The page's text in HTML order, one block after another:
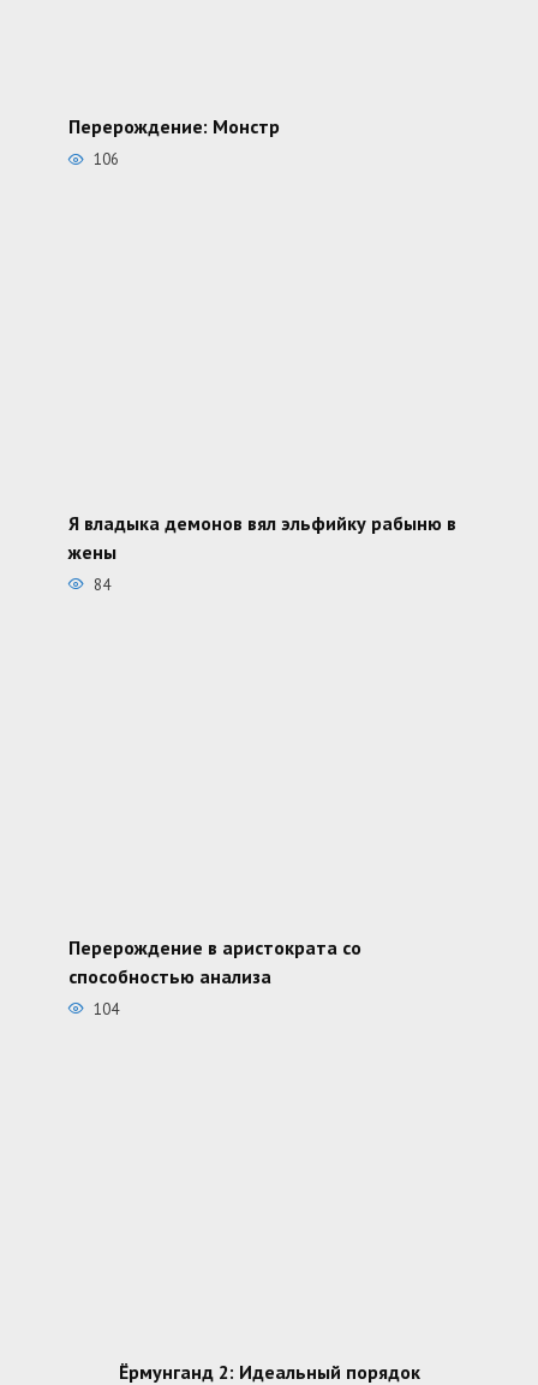
Перерождение: Монстр
106
Я владыка демонов вял эльфийку рабыню в
жены
84
Перерождение в аристократа со
способностью анализа
104
Ёрмунганд 2: Идеальный порядок